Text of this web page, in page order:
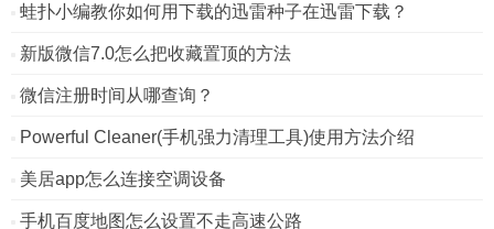
蛙扑小编教你如何用下载的迅雷种子在迅雷下载？
新版微信7.0怎么把收藏置顶的方法
微信注册时间从哪查询？
Powerful Cleaner(手机强力清理工具)使用方法介绍
美居app怎么连接空调设备
手机百度地图怎么设置不走高速公路